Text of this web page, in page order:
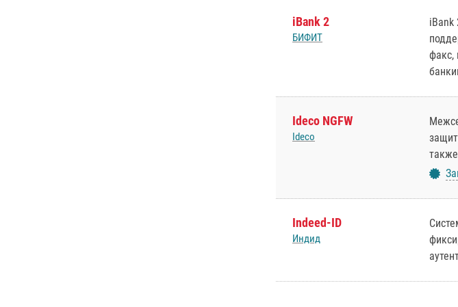
iBank 2
БИФИТ
iBank
факс,
Ideco NGFW
Ideco
Indeed-ID
Индид